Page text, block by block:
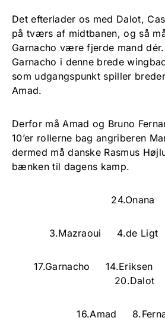
Det efterlader os med Dalot,
på tværs af midtbanen, og så
Garnacho være fjerde mand
Garnacho i denne brede
som udgangspunkt spiller
Amad.
Derfor må Amad og Bruno
10’er rollerne bag angriberen
dermed må danske Rasmus
bænken til dagens kamp.
24.Onana
3.Mazraoui 4.de Ligt
17.Garnacho 14.Eriksen
20.Dalot
16.Amad